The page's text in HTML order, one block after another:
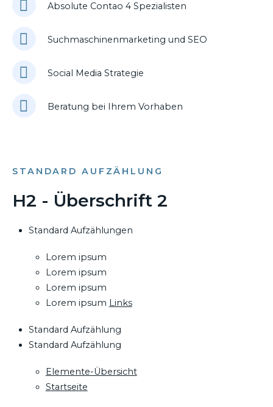
Absolute Contao 4 Spezialisten
Suchmaschinenmarketing und SEO
Social Media Strategie
Beratung bei Ihrem Vorhaben
STANDARD AUFZÄHLUNG
H2 - Überschrift 2
Standard Aufzählungen
Lorem ipsum
Lorem ipsum
Lorem ipsum
Lorem ipsum Links
Standard Aufzählung
Standard Aufzählung
Elemente-Übersicht
Startseite